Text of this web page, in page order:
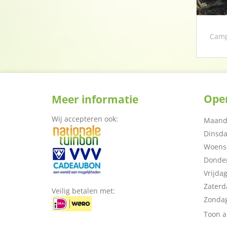
Meer informatie
Wij accepteren ook:
Veilig betalen met:
Vrijdag
Toon